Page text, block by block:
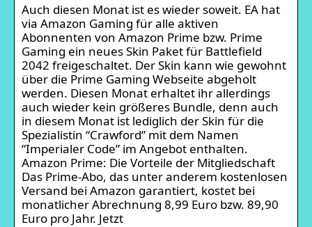
Auch diesen Monat ist es wieder soweit. EA hat
via Amazon Gaming für alle aktiven
Abonnenten von Amazon Prime bzw. Prime
Gaming ein neues Skin Paket für Battlefield
2042 freigeschaltet. Der Skin kann wie gewohnt
über die Prime Gaming Webseite abgeholt
werden. Diesen Monat erhaltet ihr allerdings
auch wieder kein größeres Bundle, denn auch
in diesem Monat ist lediglich der Skin für die
Spezialistin “Crawford” mit dem Namen
“Imperialer Code” im Angebot enthalten.
Amazon Prime: Die Vorteile der Mitgliedschaft
Das Prime-Abo, das unter anderem kostenlosen
Versand bei Amazon garantiert, kostet bei
monatlicher Abrechnung 8,99 Euro bzw. 89,90
Euro pro Jahr. Jetzt